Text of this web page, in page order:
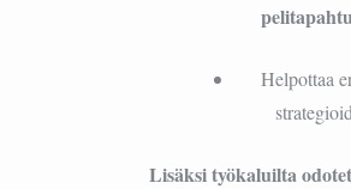
Helpottaa
Lisäksi työkaluilta